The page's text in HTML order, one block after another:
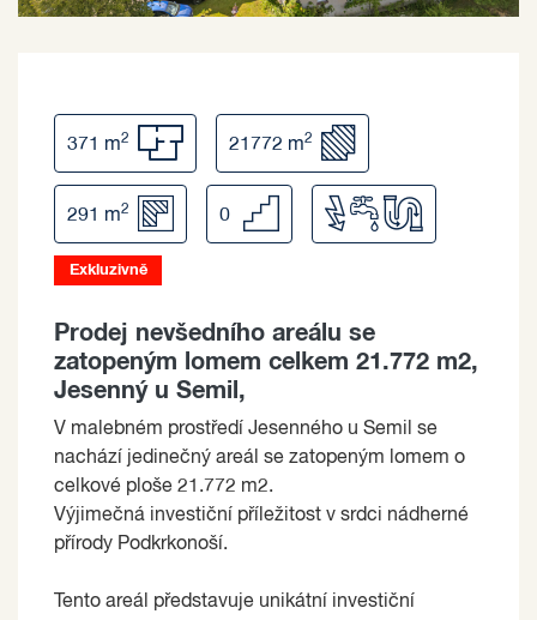
371 m2 21772 m2
291 m2 0
Exkluzivně
Prodej nevšedního areálu se
zatopeným lomem celkem 21.772 m2,
Jesenný u Semil,
V malebném prostředí Jesenného u Semil se
nachází jedinečný areál se zatopeným lomem o
celkové ploše 21.772 m2.
Výjimečná investiční příležitost v srdci nádherné
přírody Podkrkonoší.
Tento areál představuje unikátní investiční